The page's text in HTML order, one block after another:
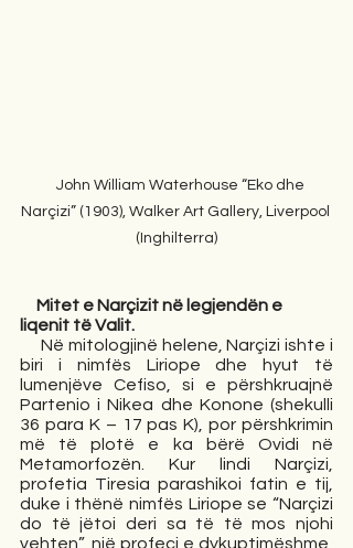
Narçizi” (1903), Walker Art Gallery, Liverpool
(Inghilterra)
liqenit të Valit.
biri i nimfës Liriope dhe hyut të
lumenjëve Cefiso, si e përshkruajnë
Partenio i Nikea dhe Konone (shekulli
36 para K – 17 pas K), por përshkrimin
më të plotë e ka bërë Ovidi në
Metamorfozën. Kur lindi Narçizi,
profetia Tiresia parashikoi fatin e tij,
duke i thënë nimfës Liriope se “Narçizi
do të jëtoi deri sa të të mos njohi
vehten”, një profeci e dykuptimëshme,